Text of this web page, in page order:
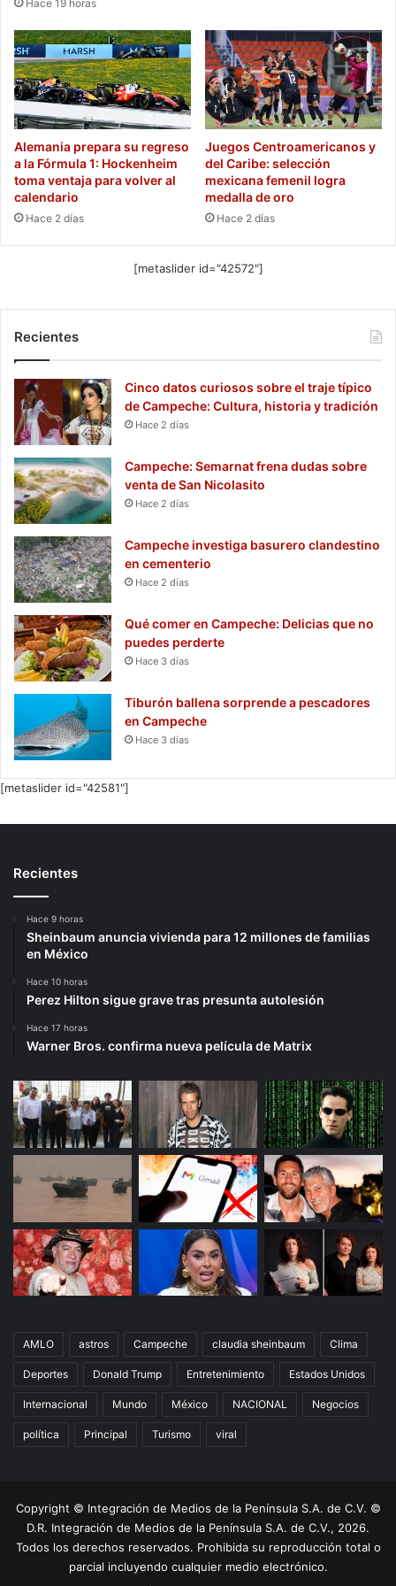
Hace 19 horas
Alemania prepara su regreso
a la Fórmula 1: Hockenheim
toma ventaja para volver al
calendario
Hace 2 días
Juegos Centroamericanos y
del Caribe: selección
mexicana femenil logra
medalla de oro
Hace 2 días
[metaslider id="42572"]
Recientes
Cinco datos curiosos sobre el traje típico
de Campeche: Cultura, historia y tradición
Hace 2 días
Campeche: Semarnat frena dudas sobre
venta de San Nicolasito
Hace 2 días
Campeche investiga basurero clandestino
en cementerio
Hace 2 días
Qué comer en Campeche: Delicias que no
puedes perderte
Hace 3 días
Tiburón ballena sorprende a pescadores
en Campeche
Hace 3 días
[metaslider id="42581"]
Recientes
Hace 9 horas
Sheinbaum anuncia vivienda para 12 millones de familias
en México
Hace 10 horas
Perez Hilton sigue grave tras presunta autolesión
Hace 17 horas
Warner Bros. confirma nueva película de Matrix
AMLO astros Campeche claudia sheinbaum Clima
Deportes Donald Trump Entretenimiento Estados Unidos
Internacional Mundo México NACIONAL Negocios
política Principal Turismo viral
Copyright © Integración de Medios de la Península S.A. de C.V. ©
D.R. Integración de Medios de la Península S.A. de C.V., 2026.
Todos los derechos reservados. Prohibida su reproducción total o
parcial incluyendo cualquier medio electrónico.